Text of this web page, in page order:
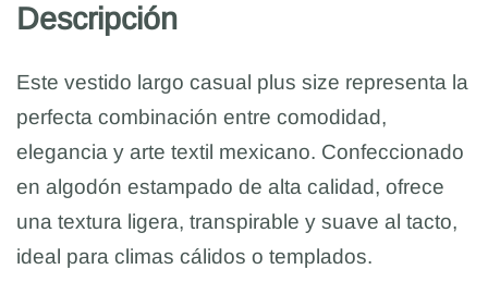
Descripción
Este vestido largo casual plus size representa la
perfecta combinación entre comodidad,
elegancia y arte textil mexicano. Confeccionado
en algodón estampado de alta calidad, ofrece
una textura ligera, transpirable y suave al tacto,
ideal para climas cálidos o templados.